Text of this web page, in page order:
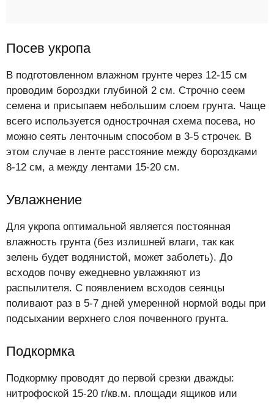
Посев укропа
В подготовленном влажном грунте через 12-15 см
проводим бороздки глубиной 2 см. Строчно сеем
семена и присыпаем небольшим слоем грунта. Чаще
всего используется однострочная схема посева, но
можно сеять ленточным способом в 3-5 строчек. В
этом случае в ленте расстояние между бороздками
8-12 см, а между лентами 15-20 см.
Увлажнение
Для укропа оптимальной является постоянная
влажность грунта (без излишней влаги, так как
зелень будет водянистой, может заболеть). До
всходов почву ежедневно увлажняют из
распылителя. С появлением всходов сеянцы
поливают раз в 5-7 дней умеренной нормой воды при
подсыхании верхнего слоя почвенного грунта.
Подкормка
Подкормку проводят до первой срезки дважды:
нитрофоской 15-20 г/кв.м. площади ящиков или